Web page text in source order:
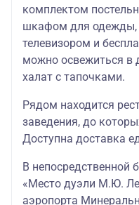
комплектом
шкафом для одежды,
телевизором и
можно освежиться в
халат с тапочками.
Рядом находится
заведения, до
Доступна доставка
В непосредственной
«Место дуэли М.Ю.
аэропорта